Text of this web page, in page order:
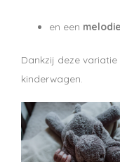
en een melodie
Dankzij deze
kinderwagen.